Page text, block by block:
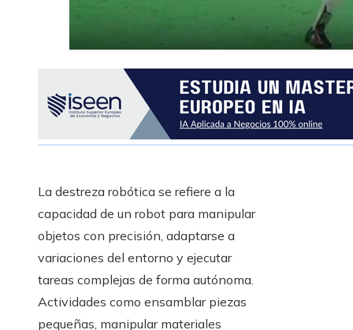
La destreza robótica se refiere a la
capacidad de un robot para manipular
objetos con precisión, adaptarse a
variaciones del entorno y ejecutar
tareas complejas de forma autónoma.
Actividades como ensamblar piezas
pequeñas, manipular materiales